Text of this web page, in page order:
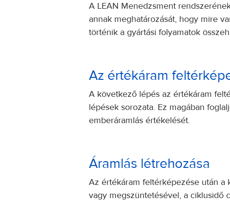
A LEAN Menedzsment
annak meghatározását, hogy mire
történik a gyártási folyamatok
Az értékáram
A következő lépés az értékáram
lépések sorozata. Ez magában
emberáramlás értékelését.
Áramlás létrehozása
Az értékáram feltérképezése után a
vagy megszüntetésével, a ciklusidő